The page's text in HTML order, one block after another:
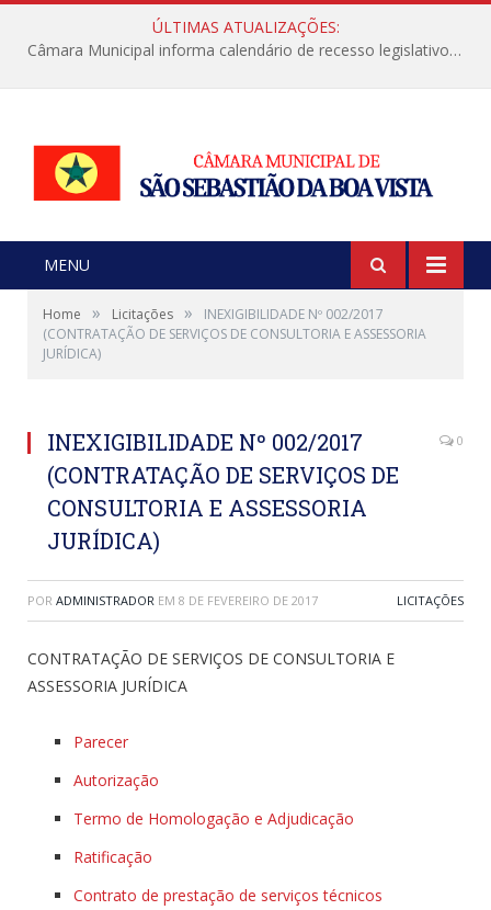
ÚLTIMAS ATUALIZAÇÕES:
Câmara Municipal informa calendário de recesso legislativo de julho
MENU
Home » Licitações »
INEXIGIBILIDADE Nº 002/2017
(CONTRATAÇÃO DE SERVIÇOS DE CONSULTORIA E ASSESSORIA
JURÍDICA)
INEXIGIBILIDADE Nº 002/2017
(CONTRATAÇÃO DE SERVIÇOS DE
CONSULTORIA E ASSESSORIA
JURÍDICA)
0
POR ADMINISTRADOR EM 8 DE FEVEREIRO DE 2017 LICITAÇÕES
CONTRATAÇÃO DE SERVIÇOS DE CONSULTORIA E
ASSESSORIA JURÍDICA
Parecer
Autorização
Termo de Homologação e Adjudicação
Ratificação
Contrato de prestação de serviços técnicos